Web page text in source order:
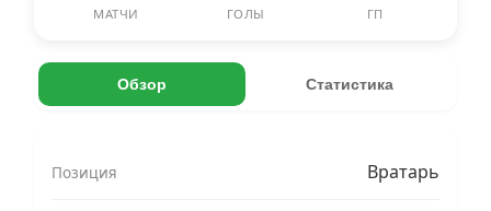
МАТЧИ ГОЛЫ ГП
Обзор Статистика
Позиция Вратарь